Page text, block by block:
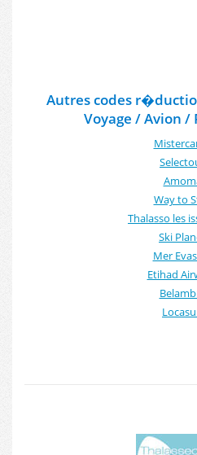
Autres codes
Voyage / Avion /
Way to
Thalasso les
Ski
Mer
Etihad